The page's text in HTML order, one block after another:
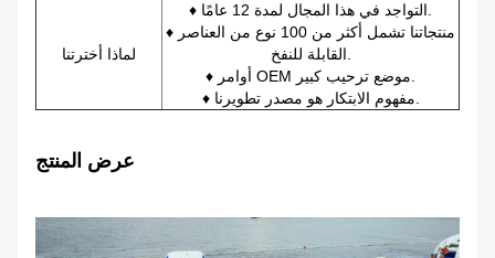
لماذا أخترتنا
♦ التواجد في هذا المجال لمدة 12 عامًا.
♦ منتجاتنا تشمل أكثر من 100 نوع من العناصر
القابلة للنفخ.
♦ أوامر OEM موضع ترحيب كبير.
♦ مفهوم الابتكار هو مصدر تطويرنا.
عرض المنتج